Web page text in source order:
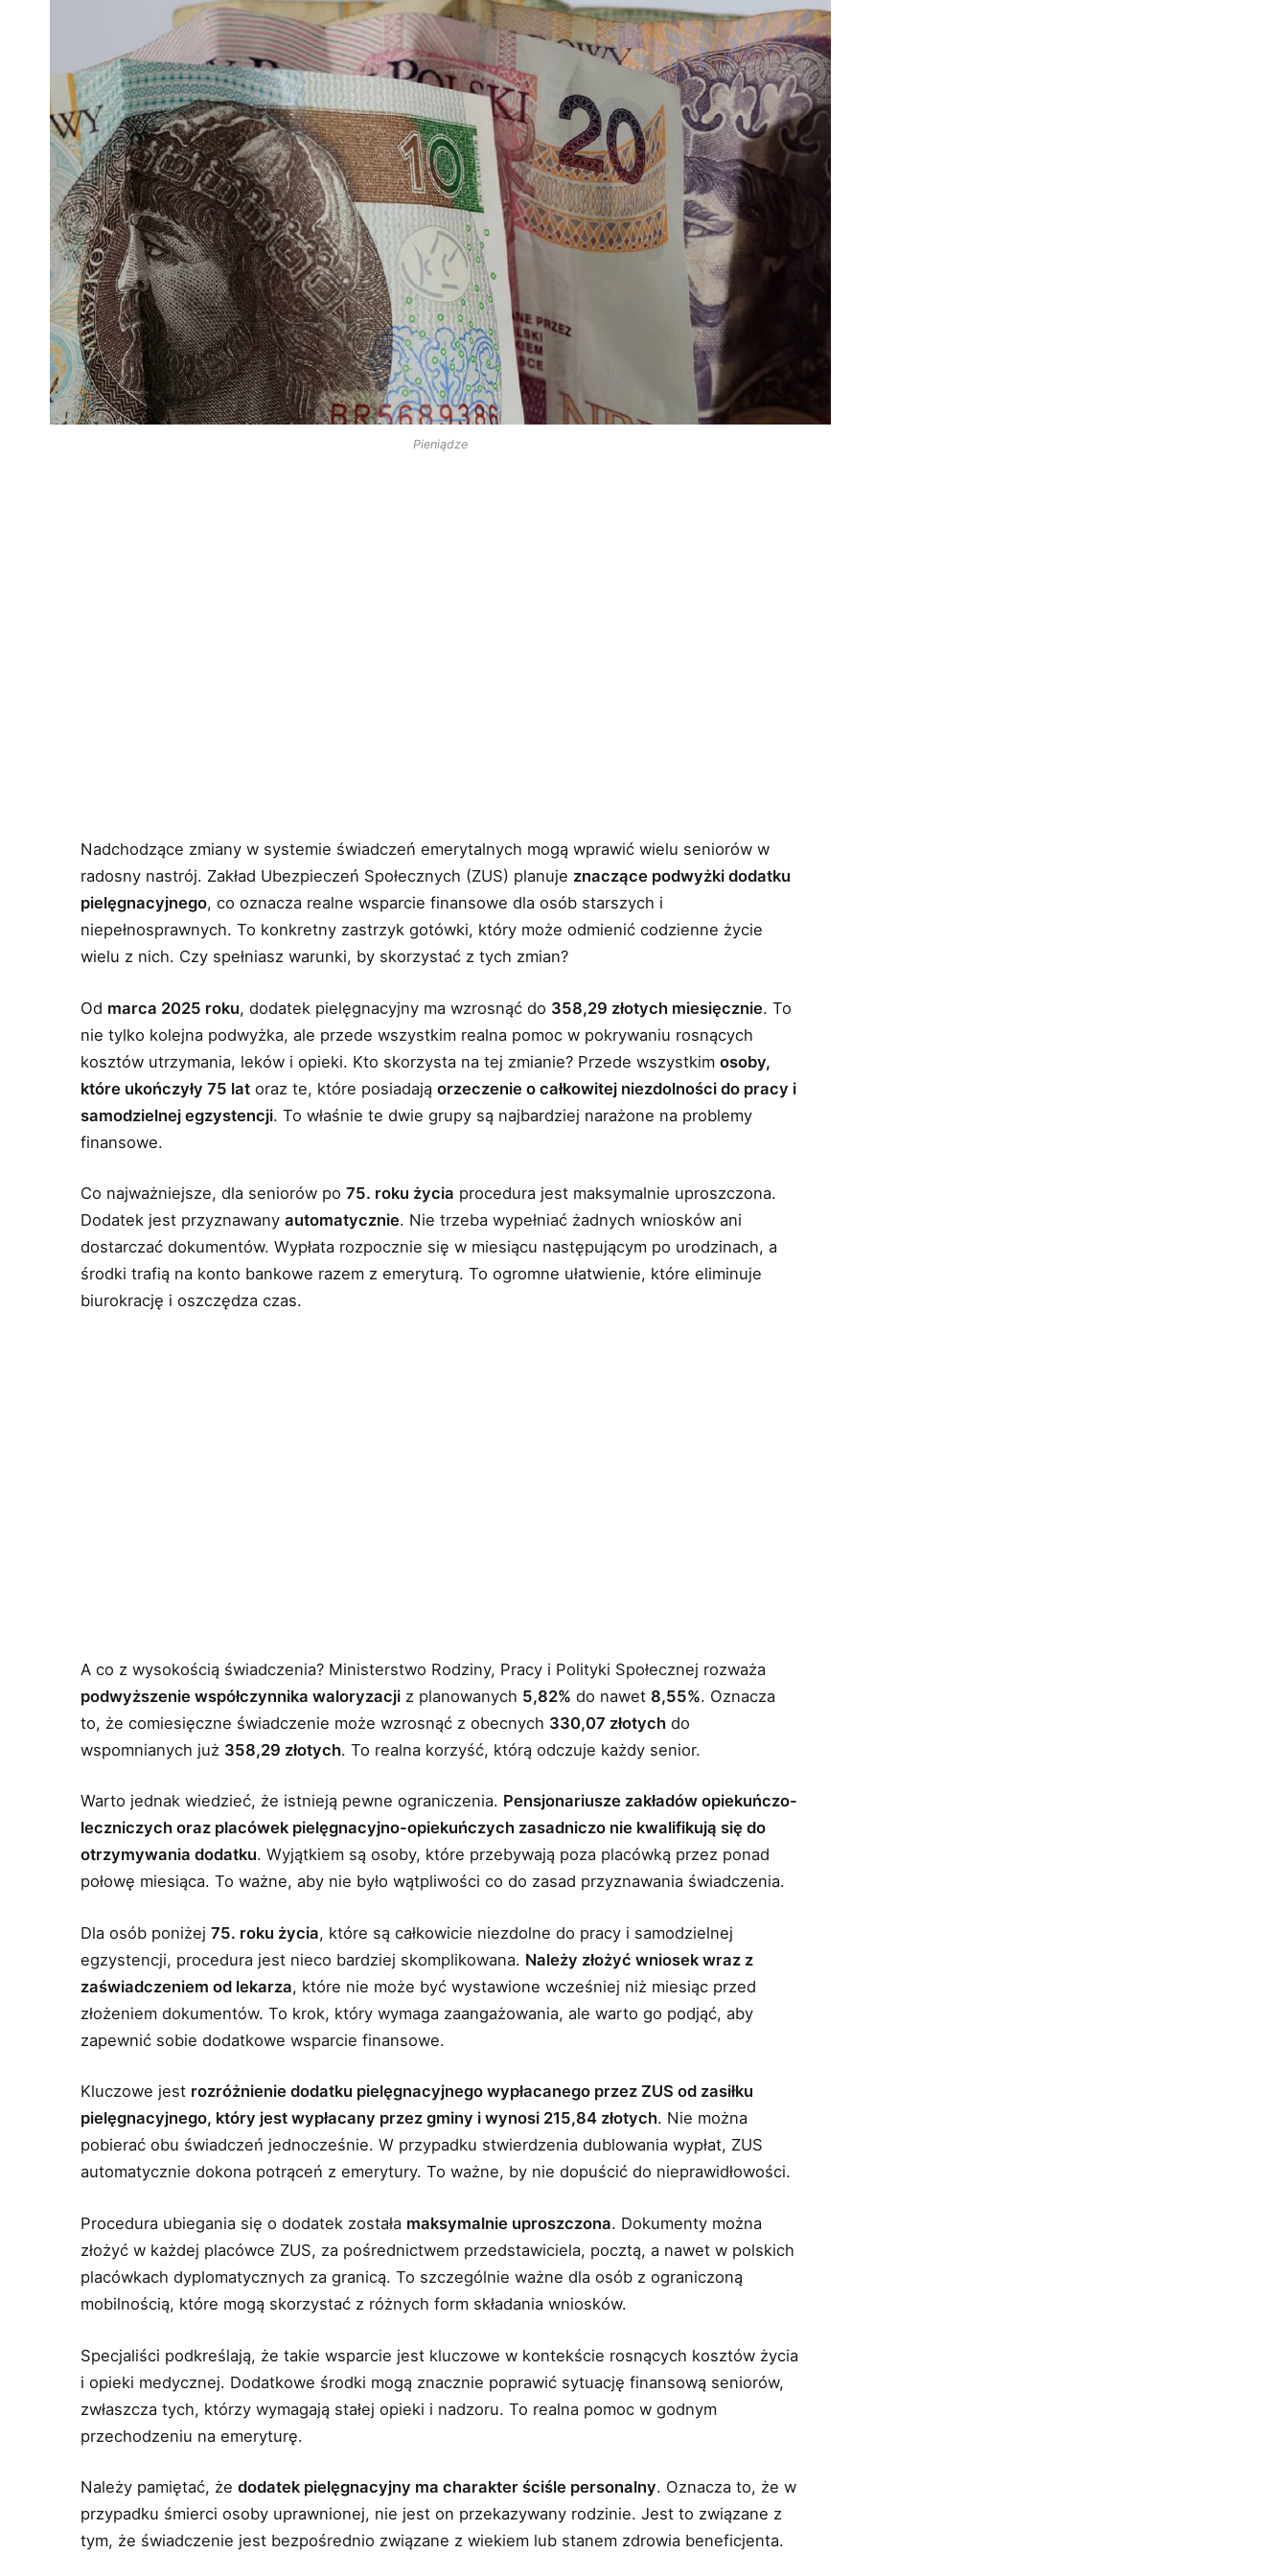
Pieniądze
Nadchodzące zmiany w systemie świadczeń emerytalnych mogą wprawić wielu seniorów w
radosny nastrój. Zakład Ubezpieczeń Społecznych (ZUS) planuje znaczące podwyżki dodatku
pielęgnacyjnego, co oznacza realne wsparcie finansowe dla osób starszych i
niepełnosprawnych. To konkretny zastrzyk gotówki, który może odmienić codzienne życie
wielu z nich. Czy spełniasz warunki, by skorzystać z tych zmian?
Od marca 2025 roku, dodatek pielęgnacyjny ma wzrosnąć do 358,29 złotych miesięcznie. To
nie tylko kolejna podwyżka, ale przede wszystkim realna pomoc w pokrywaniu rosnących
kosztów utrzymania, leków i opieki. Kto skorzysta na tej zmianie? Przede wszystkimosoby,
które ukończyły 75 lat oraz te, które posiadająorzeczenie o całkowitej niezdolności do pracy i
samodzielnej egzystencji. To właśnie te dwie grupy są najbardziej narażone na problemy
finansowe.
Co najważniejsze, dla seniorów po75. roku życia procedura jest maksymalnie uproszczona.
Dodatek jest przyznawanyautomatycznie. Nie trzeba wypełniać żadnych wniosków ani
dostarczać dokumentów. Wypłata rozpocznie się w miesiącu następującym po urodzinach, a
środki trafią na konto bankowe razem z emeryturą. To ogromne ułatwienie, które eliminuje
biurokrację i oszczędza czas.
A co z wysokością świadczenia? Ministerstwo Rodziny, Pracy i Polityki Społecznej rozważa
podwyższenie współczynnika waloryzacji z planowanych 5,82% do nawet 8,55%. Oznacza
to, że comiesięczne świadczenie może wzrosnąć z obecnych 330,07 złotych do
wspomnianych już 358,29 złotych. To realna korzyść, którą odczuje każdy senior.
Warto jednak wiedzieć, że istnieją pewne ograniczenia. Pensjonariusze zakładów opiekuńczo-
leczniczych oraz placówek pielęgnacyjno-opiekuńczych zasadniczo nie kwalifikują się do
otrzymywania dodatku. Wyjątkiem są osoby, które przebywają poza placówką przez ponad
połowę miesiąca. To ważne, aby nie było wątpliwości co do zasad przyznawania świadczenia.
Dla osób poniżej75. roku życia, które są całkowicie niezdolne do pracy i samodzielnej
egzystencji, procedura jest nieco bardziej skomplikowana. Należy złożyć wniosek wraz z
zaświadczeniem od lekarza, które nie może być wystawione wcześniej niż miesiąc przed
złożeniem dokumentów. To krok, który wymaga zaangażowania, ale warto go podjąć, aby
zapewnić sobie dodatkowe wsparcie finansowe.
Kluczowe jest rozróżnienie dodatku pielęgnacyjnego wypłacanego przez ZUS od zasiłku
pielęgnacyjnego, który jest wypłacany przez gminy i wynosi 215,84 złotych. Nie można
pobierać obu świadczeń jednocześnie. W przypadku stwierdzenia dublowania wypłat, ZUS
automatycznie dokona potrąceń z emerytury. To ważne, by nie dopuścić do nieprawidłowości.
Procedura ubiegania się o dodatek została maksymalnie uproszczona. Dokumenty można
złożyć w każdej placówce ZUS, za pośrednictwem przedstawiciela, pocztą, a nawet w polskich
placówkach dyplomatycznych za granicą. To szczególnie ważne dla osób z ograniczoną
mobilnością, które mogą skorzystać z różnych form składania wniosków.
Specjaliści podkreślają, że takie wsparcie jest kluczowe w kontekście rosnących kosztów życia
i opieki medycznej. Dodatkowe środki mogą znacznie poprawić sytuację finansową seniorów,
zwłaszcza tych, którzy wymagają stałej opieki i nadzoru. To realna pomoc w godnym
przechodzeniu na emeryturę.
Należy pamiętać, żedodatek pielęgnacyjny ma charakter ściśle personalny. Oznacza to, że w
przypadku śmierci osoby uprawnionej, nie jest on przekazywany rodzinie. Jest to związane z
tym, że świadczenie jest bezpośrednio związane z wiekiem lub stanem zdrowia beneficjenta.